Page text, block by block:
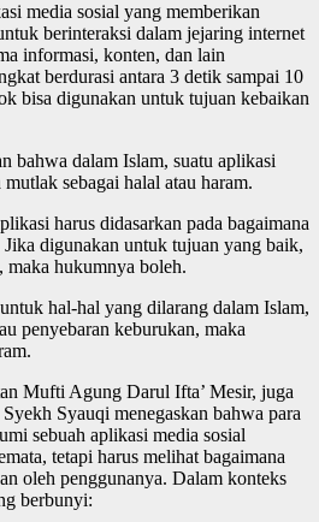
media sosial yang memberikan
berinteraksi dalam jejaring internet
informasi, konten, dan lain
berdurasi antara 3 detik sampai 10
bisa digunakan untuk tujuan kebaikan
bahwa dalam Islam, suatu aplikasi
sebagai halal atau haram.
harus didasarkan pada bagaimana
digunakan untuk tujuan yang baik,
maka hukumnya boleh.
hal-hal yang dilarang dalam Islam,
penyebaran keburukan, maka
Mufti Agung Darul Ifta’ Mesir, juga
Syauqi menegaskan bahwa para
sebuah aplikasi media sosial
tetapi harus melihat bagaimana
oleh penggunanya. Dalam konteks
berbunyi: